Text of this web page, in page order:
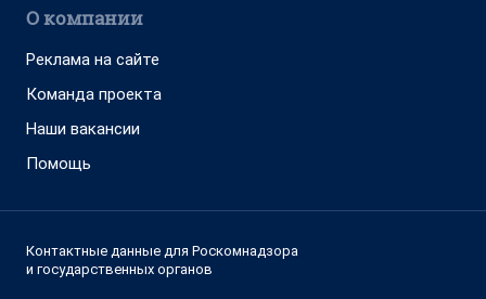
О компании
Реклама на сайте
Команда проекта
Наши вакансии
Помощь
Контактные данные для Роскомнадзора
и государственных органов